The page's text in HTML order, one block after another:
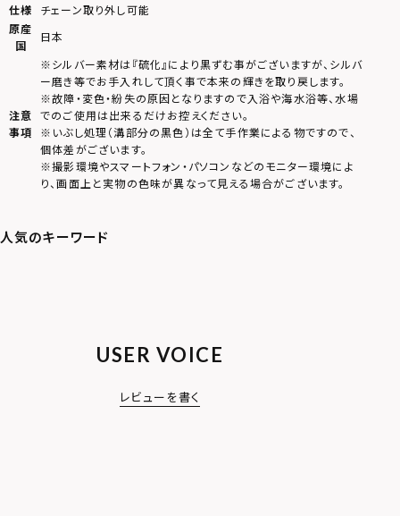
仕様
チェーン取り外し可能
原産
国
日本
注意
事項
※シルバー素材は『硫化』により黒ずむ事がございますが、シルバ
ー磨き等でお手入れして頂く事で本来の輝きを取り戻します。
※故障・変色・紛失の原因となりますので入浴や海水浴等、水場
でのご使用は出来るだけお控えください。
※いぶし処理（溝部分の黒色）は全て手作業による物ですので、
個体差がございます。
※撮影環境やスマートフォン・パソコンなどのモニター環境によ
り、画面上と実物の色味が異なって見える場合がございます。
USER VOICE
レビューを書く